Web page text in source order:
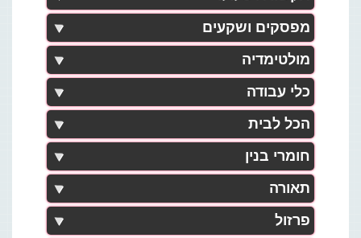
מפסקים ושקעים
מולטימדיה
כלי עבודה
הכל לבית
חומרי בנין
תאורה
פרזול